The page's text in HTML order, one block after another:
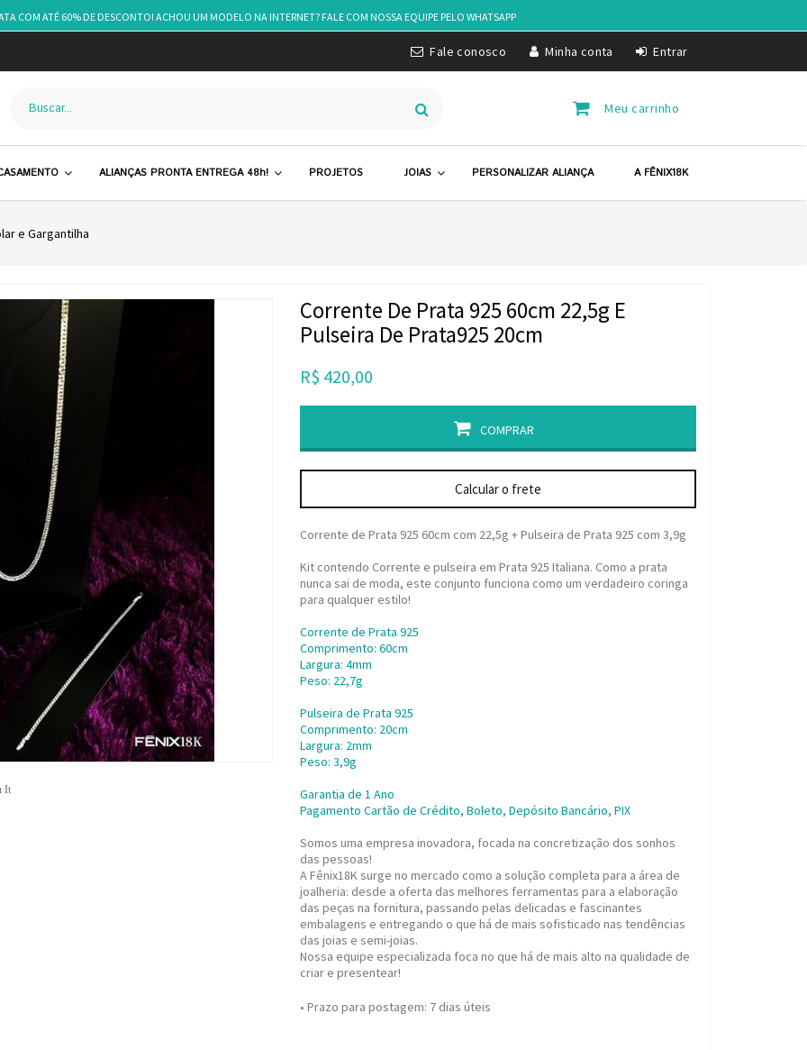
COM ATÉ 60% DE DESCONTO! ACHOU UM MODELO NA INTERNET? FALE COM NOSSA EQUIPE PELO WHATSAPP
Fale conosco Minha conta Entrar
Meu carrinho
ALIANÇAS PRONTA ENTREGA 48h! PROJETOS JOIAS PERSONALIZAR ALIANÇA A FÊNIX18K
e Gargantilha
It
Corrente De Prata 925 60cm 22,5g E
Pulseira De Prata925 20cm
R$ 420,00
COMPRAR
Calcular o frete
Corrente de Prata 925 60cm com 22,5g + Pulseira de Prata 925 com 3,9g
Kit contendo Corrente e pulseira em Prata 925 Italiana. Como a prata
nunca sai de moda, este conjunto funciona como um verdadeiro coringa
para qualquer estilo!
Corrente de Prata 925
Comprimento: 60cm
Largura: 4mm
Peso: 22,7g
Pulseira de Prata 925
Comprimento: 20cm
Largura: 2mm
Peso: 3,9g
Garantia de 1 Ano
Pagamento Cartão de Crédito, Boleto, Depósito Bancário, PIX
Somos uma empresa inovadora, focada na concretização dos sonhos
das pessoas!
A Fênix18K surge no mercado como a solução completa para a área de
joalheria: desde a oferta das melhores ferramentas para a elaboração
das peças na fornitura, passando pelas delicadas e fascinantes
embalagens e entregando o que há de mais sofisticado nas tendências
das joias e semi-joias.
Nossa equipe especializada foca no que há de mais alto na qualidade de
criar e presentear!
• Prazo para postagem: 7 dias úteis